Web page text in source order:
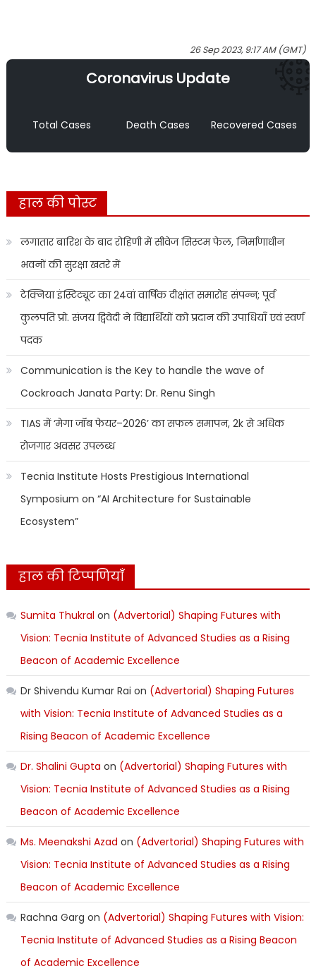
26 Sep 2023, 9:17 AM (GMT)
Coronavirus Update
Total Cases Death Cases Recovered Cases
हाल की पोस्ट
लगातार बारिश के बाद रोहिणी में सीवेज सिस्टम फेल, निर्माणाधीन
भवनों की सुरक्षा खतरे में
टेक्निया इंस्टिट्यूट का 24वां वार्षिक दीक्षांत समारोह संपन्न; पूर्व
कुलपति प्रो. संजय द्विवेदी ने विद्यार्थियों को प्रदान की उपाधियाँ एवं स्वर्ण
पदक
Communication is the Key to handle the wave of
Cockroach Janata Party: Dr. Renu Singh
TIAS में ‘मेगा जॉब फेयर–2026’ का सफल समापन, 2k से अधिक
रोजगार अवसर उपलब्ध
Tecnia Institute Hosts Prestigious International
Symposium on “AI Architecture for Sustainable
Ecosystem”
हाल की टिप्पणियाँ
Sumita Thukral on (Advertorial) Shaping Futures with
Vision: Tecnia Institute of Advanced Studies as a Rising
Beacon of Academic Excellence
Dr Shivendu Kumar Rai on (Advertorial) Shaping Futures
with Vision: Tecnia Institute of Advanced Studies as a
Rising Beacon of Academic Excellence
Dr. Shalini Gupta on (Advertorial) Shaping Futures with
Vision: Tecnia Institute of Advanced Studies as a Rising
Beacon of Academic Excellence
Ms. Meenakshi Azad on (Advertorial) Shaping Futures with
Vision: Tecnia Institute of Advanced Studies as a Rising
Beacon of Academic Excellence
Rachna Garg on (Advertorial) Shaping Futures with Vision:
Tecnia Institute of Advanced Studies as a Rising Beacon
of Academic Excellence